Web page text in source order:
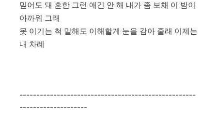
믿어도 돼 흔한 그런 얘긴 안 해 내가 좀 보채 이 밤이
아까워 그래
못 이기는 척 말해도 이해할게 눈을 감아 줄래 이제는
내 차례
----------------------------------------------------
--------------------